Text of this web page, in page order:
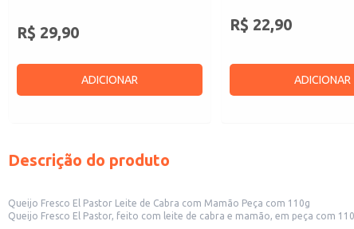
R$ 29,90
ADICIONAR
R$ 22,90
ADICIONAR
Descrição do produto
Queijo Fresco El Pastor Leite de Cabra com Mamão Peça com 110g
Queijo Fresco El Pastor, feito com leite de cabra e mamão, em peça com